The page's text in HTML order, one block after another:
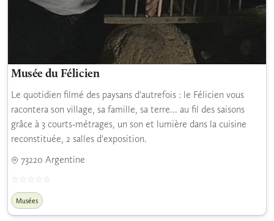
Musée du Félicien
Le quotidien filmé des paysans d'autrefois : le Félicien vous
racontera son village, sa famille, sa terre... au fil des saisons
grâce à 3 courts-métrages, un son et lumière dans la cuisine
reconstituée, 2 salles d'exposition.
73220 Argentine
Musées